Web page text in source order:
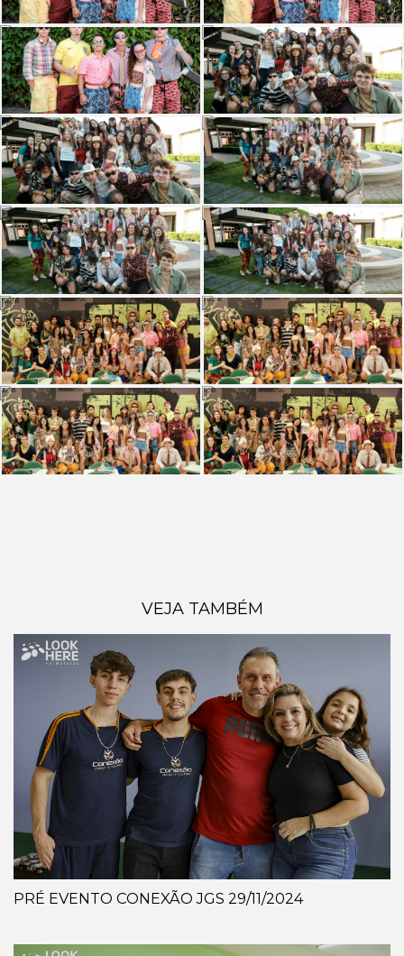
VEJA TAMBÉM
PRÉ EVENTO CONEXÃO JGS 29/11/2024